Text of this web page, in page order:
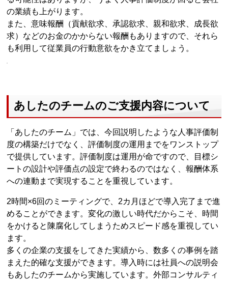
の業績も上がります。
また、意味報酬（貢献欲求、承認欲求、親和欲求、成長欲
求）などのお金のかからない報酬もありますので、それら
も利用して従業員の行動意欲をかき立てましょう。
あしたのチームのご支援内容について
「あしたのチーム」では、今回説明したような人事評価制
度の構築だけでなく、評価制度の運用までをワンストップ
で提供しています。評価制度は運用が命ですので、目標シ
ートの設計や評価点の設定で終わるのではなく、報酬体系
への連動まで実現することを重視しています。
2時間×6回のミーティングで、2カ月ほどで導入完了まで進
めることができます。変化の激しい時代だからこそ、時間
をかけると陳腐化してしまうためスピード感を重視してい
ます。
多くの企業の支援をしてきた実績から、数多くの事例を踏
まえた的確な支援ができます。導入時には社員への説明会
もあしたのチームから実施しています。外部コンサルティ